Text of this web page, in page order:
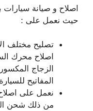
اصلاح و صيانة سيارات
حيث نعمل على :
تصليح مختلف
اصلاح محرك
الزجاج
المفاتيح
نعمل على اصلاح
من ذلك شحن